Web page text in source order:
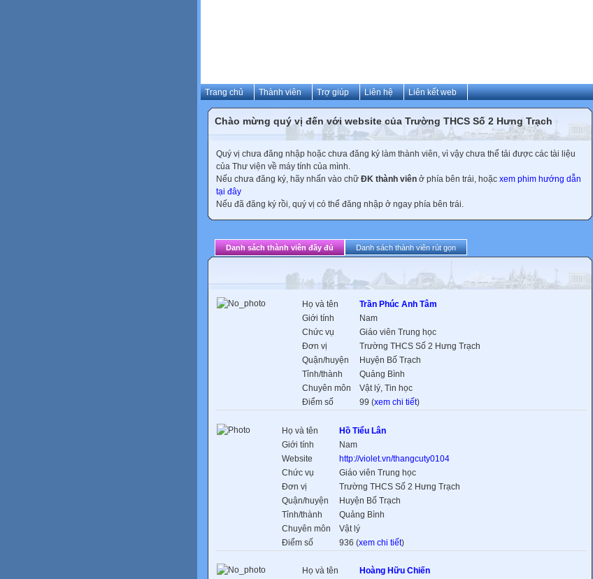
Trang chủ Thành viên Trợ giúp Liên hệ Liên kết web
Chào mừng quý vị đến với website của Trường THCS Số 2 Hưng Trạch
Quý vị chưa đăng nhập hoặc chưa đăng ký làm thành viên, vì vậy chưa thể tải được các tài liệu
của Thư viện về máy tính của mình.
Nếu chưa đăng ký, hãy nhấn vào chữ ĐK thành viên ở phía bên trái, hoặc xem phim hướng dẫn
tại đây
Nếu đã đăng ký rồi, quý vị có thể đăng nhập ở ngay phía bên trái.
Danh sách thành viên đầy đủ Danh sách thành viên rút gọn
Họ và tên
Trần Phúc Anh Tâm
Giới tính
Nam
Chức vụ
Giáo viên Trung học
Đơn vị
Trường THCS Số 2 Hưng Trạch
Quận/huyện
Huyện Bố Trạch
Tỉnh/thành
Quảng Bình
Chuyên môn
Vật lý, Tin học
Điểm số
99 (xem chi tiết)
Họ và tên
Hồ Tiểu Lân
Giới tính
Nam
Website
http://violet.vn/thangcuty0104
Chức vụ
Giáo viên Trung học
Đơn vị
Trường THCS Số 2 Hưng Trạch
Quận/huyện
Huyện Bố Trạch
Tỉnh/thành
Quảng Bình
Chuyên môn
Vật lý
Điểm số
936 (xem chi tiết)
Họ và tên
Hoàng Hữu Chiến